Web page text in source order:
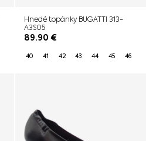
Hnedé topánky BUGATTI 313-
A3S05
89.90 €
40 41 42 43 44 45 46